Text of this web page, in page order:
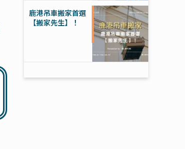
鹿港吊車搬家首選
【搬家先生】！